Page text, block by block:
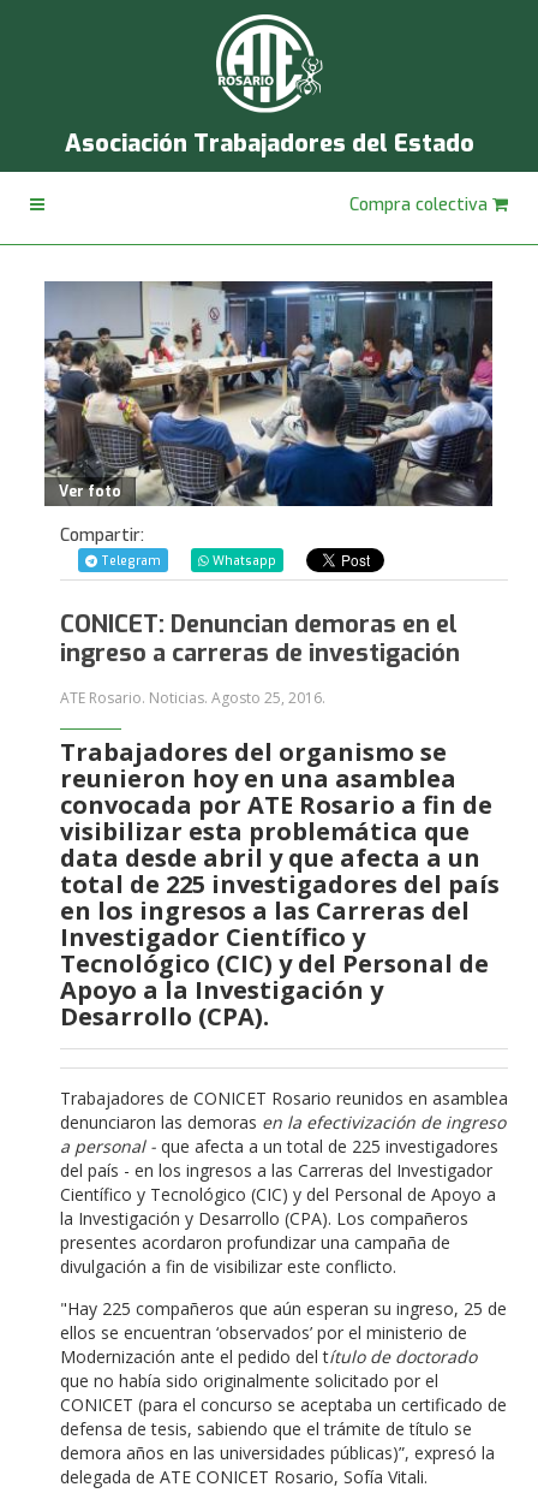
Asociación Trabajadores del Estado
Compra colectiva
Ver foto
Compartir:
Telegram Whatsapp
CONICET: Denuncian demoras en el
ingreso a carreras de investigación
ATE Rosario. Noticias. Agosto 25, 2016.
Trabajadores del organismo se
reunieron hoy en una asamblea
convocada por ATE Rosario a fin de
visibilizar esta problemática que
data desde abril y que afecta a un
total de 225 investigadores del país
en los ingresos a las Carreras del
Investigador Científico y
Tecnológico (CIC) y del Personal de
Apoyo a la Investigación y
Desarrollo (CPA).
Trabajadores de CONICET Rosario reunidos en asamblea
denunciaron las demoras en la efectivización de ingreso
a personal - que afecta a un total de 225 investigadores
del país - en los ingresos a las Carreras del Investigador
Científico y Tecnológico (CIC) y del Personal de Apoyo a
la Investigación y Desarrollo (CPA). Los compañeros
presentes acordaron profundizar una campaña de
divulgación a fin de visibilizar este conflicto.
"Hay 225 compañeros que aún esperan su ingreso, 25 de
ellos se encuentran ‘observados’ por el ministerio de
Modernización ante el pedido del título de doctorado
que no había sido originalmente solicitado por el
CONICET (para el concurso se aceptaba un certificado de
defensa de tesis, sabiendo que el trámite de título se
demora años en las universidades públicas)”, expresó la
delegada de ATE CONICET Rosario, Sofía Vitali.